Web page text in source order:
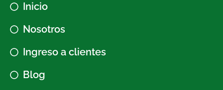
Inicio
Nosotros
Ingreso a clientes
Blog